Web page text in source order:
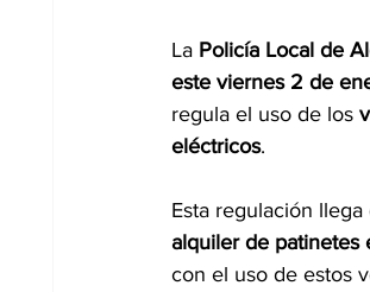
La Policía Local de
este viernes 2 de
regula el uso de los
eléctricos.
Esta regulación
alquiler de patinetes
con el uso de estos